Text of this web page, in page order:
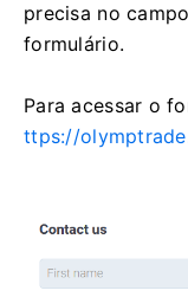
precisa no
formulário.
Para acessar o
ttps://